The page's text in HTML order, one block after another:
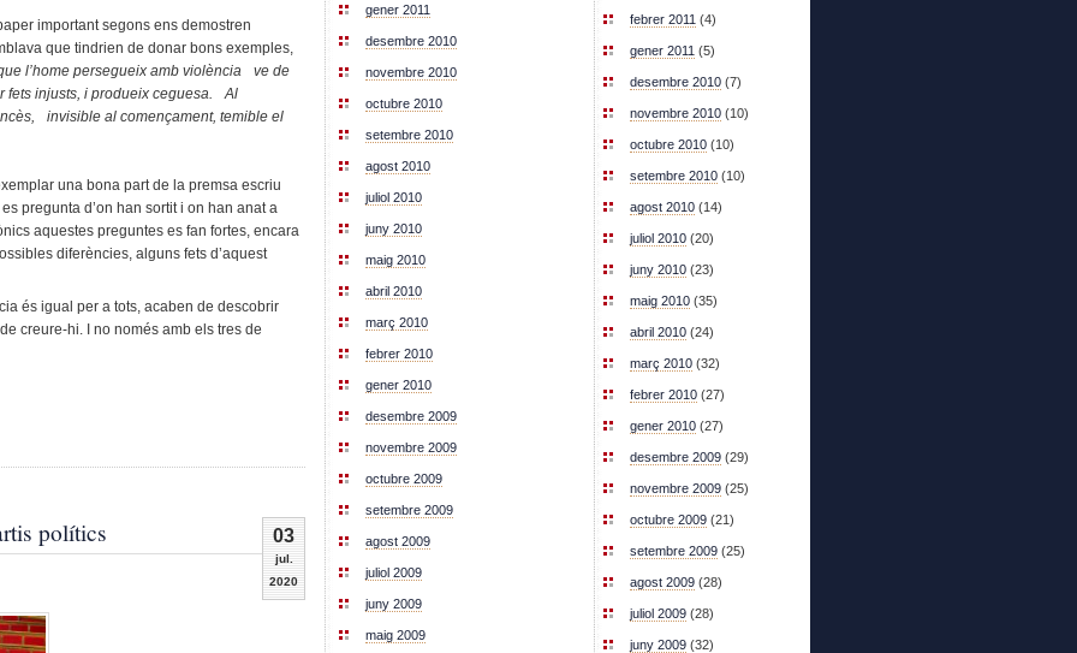
important segons ens demostren
que tindrien de donar bons exemples,
l’home persegueix amb violència ve de
injusts, i produeix ceguesa. Al
invisible al començament, temible el
una bona part de la premsa escriu
pregunta d’on han sortit i on han anat a
aquestes preguntes es fan fortes, encara
diferències, alguns fets d’aquest
és igual per a tots, acaben de descobrir
creure-hi. I no només amb els tres de
03
jul.
2020
polítics
gener 2011
desembre 2010
novembre 2010
octubre 2010
setembre 2010
agost 2010
juliol 2010
juny 2010
maig 2010
abril 2010
març 2010
febrer 2010
gener 2010
desembre 2009
novembre 2009
octubre 2009
setembre 2009
agost 2009
juliol 2009
juny 2009
maig 2009
febrer 2011 (4)
gener 2011 (5)
desembre 2010 (7)
novembre 2010 (10)
octubre 2010 (10)
setembre 2010 (10)
agost 2010 (14)
juliol 2010 (20)
juny 2010 (23)
maig 2010 (35)
abril 2010 (24)
març 2010 (32)
febrer 2010 (27)
gener 2010 (27)
desembre 2009 (29)
novembre 2009 (25)
octubre 2009 (21)
setembre 2009 (25)
agost 2009 (28)
juliol 2009 (28)
juny 2009 (32)